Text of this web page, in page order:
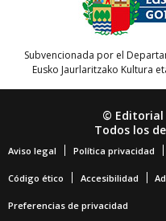
Subvencionada por el
Eusko Jaurlaritzako Kultura
© Editorial
Todos los
Aviso legal Política privacidad
Código ético Accesibilidad
Preferencias de privacidad